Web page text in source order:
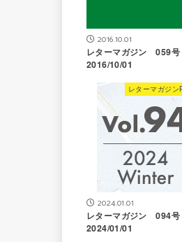
2016.10.01
レターマガジン 059号
2016/10/01
レターマガジン
2024.01.01
レターマガジン 094号
2024/01/01